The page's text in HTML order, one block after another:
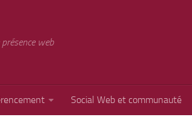
web
Social Web et communauté